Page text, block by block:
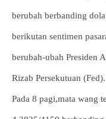
berubah berbanding
berikutan sentimen
berubah-ubah Presiden
Rizab Persekutuan (Fed).
Pada 8 pagi,mata wang